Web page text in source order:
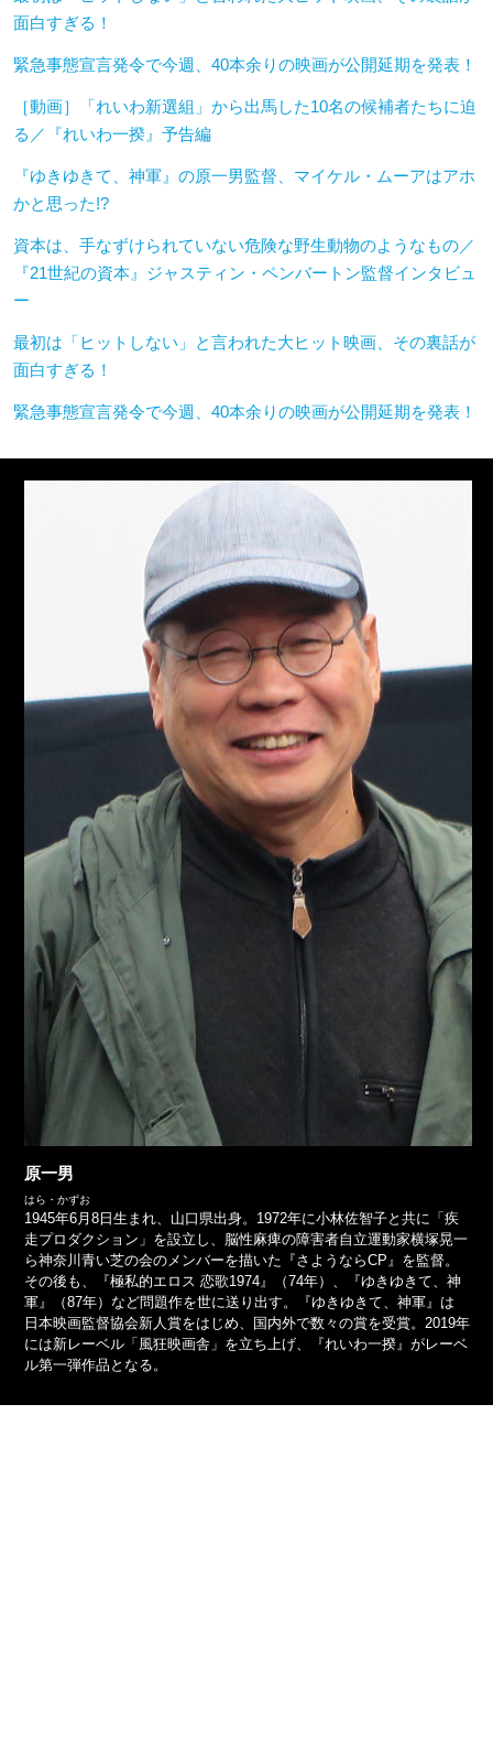
面白すぎる！
緊急事態宣言発令で今週、40本余りの映画が公開延期を発表！
［動画］「れいわ新選組」から出馬した10名の候補者たちに迫
る／『れいわ一揆』予告編
『ゆきゆきて、神軍』の原一男監督、マイケル・ムーアはアホ
かと思った!?
資本は、手なずけられていない危険な野生動物のようなもの／
『21世紀の資本』ジャスティン・ペンバートン監督インタビュ
ー
最初は「ヒットしない」と言われた大ヒット映画、その裏話が
面白すぎる！
緊急事態宣言発令で今週、40本余りの映画が公開延期を発表！
原一男
はら・かずお
1945年6月8日生まれ、山口県出身。1972年に小林佐智子と共に「疾
走プロダクション」を設立し、脳性麻痺の障害者自立運動家横塚晃一
ら神奈川青い芝の会のメンバーを描いた『さようならCP』を監督。
その後も、『極私的エロス 恋歌1974』（74年）、『ゆきゆきて、神
軍』（87年）など問題作を世に送り出す。『ゆきゆきて、神軍』は
日本映画監督協会新人賞をはじめ、国内外で数々の賞を受賞。2019年
には新レーベル「風狂映画舎」を立ち上げ、『れいわ一揆』がレーベ
ル第一弾作品となる。